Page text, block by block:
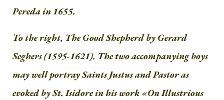
Pereda in 1655.
To the right, The Good Shepherd by Gerard
Seghers (1595-1621). The two accompanying boys
may well portray Saints Justus and Pastor as
evoked by St. Isidore in his work «On Illustrious